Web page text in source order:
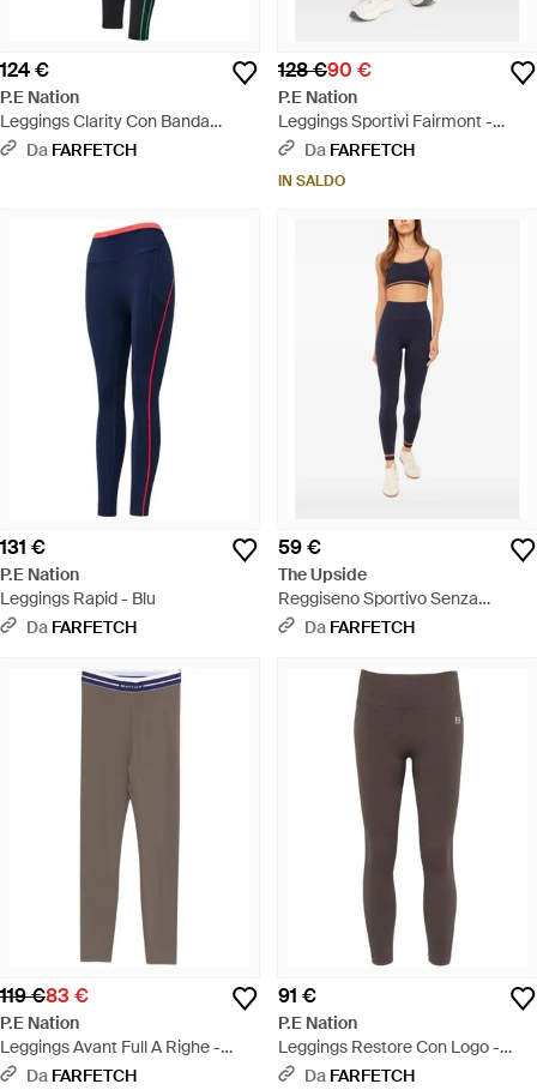
124 €
P.E Nation
Leggings Clarity Con Banda
Laterale - Nero
Da FARFETCH
128 €90 €
P.E Nation
Leggings Sportivi Fairmont -
Grigio
Da FARFETCH
IN SALDO
131 €
P.E Nation
Leggings Rapid - Blu
Da FARFETCH
59 €
The Upside
Reggiseno Sportivo Senza
Cuciture - Blu
Da FARFETCH
119 €83 €
P.E Nation
Leggings Avant Full A Righe -
Grigio
Da FARFETCH
91 €
P.E Nation
Leggings Restore Con Logo -
Grigio
Da FARFETCH